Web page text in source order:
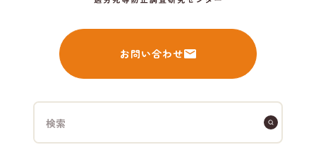
お問い合わせ